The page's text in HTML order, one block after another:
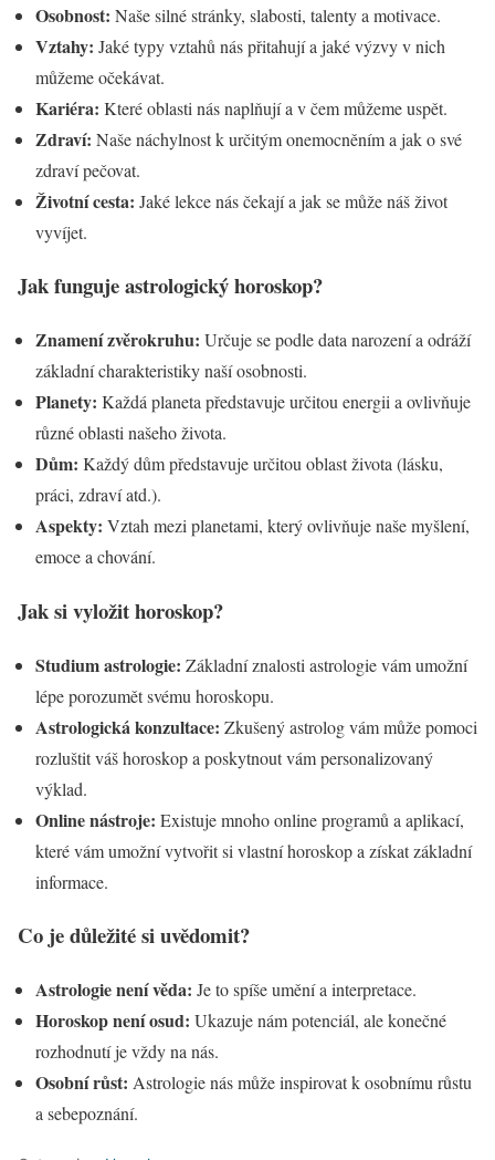
Osobnost: Naše silné stránky, slabosti, talenty a motivace.
Vztahy: Jaké typy vztahů nás přitahují a jaké výzvy v nich
můžeme očekávat.
Kariéra: Které oblasti nás naplňují a v čem můžeme uspět.
Zdraví: Naše náchylnost k určitým onemocněním a jak o své
zdraví pečovat.
Životní cesta: Jaké lekce nás čekají a jak se může náš život
vyvíjet.
Jak funguje astrologický horoskop?
Znamení zvěrokruhu: Určuje se podle data narození a odráží
základní charakteristiky naší osobnosti.
Planety: Každá planeta představuje určitou energii a ovlivňuje
různé oblasti našeho života.
Dům: Každý dům představuje určitou oblast života (lásku,
práci, zdraví atd.).
Aspekty: Vztah mezi planetami, který ovlivňuje naše myšlení,
emoce a chování.
Jak si vyložit horoskop?
Studium astrologie: Základní znalosti astrologie vám umožní
lépe porozumět svému horoskopu.
Astrologická konzultace: Zkušený astrolog vám může pomoci
rozluštit váš horoskop a poskytnout vám personalizovaný
výklad.
Online nástroje: Existuje mnoho online programů a aplikací,
které vám umožní vytvořit si vlastní horoskop a získat základní
informace.
Co je důležité si uvědomit?
Astrologie není věda: Je to spíše umění a interpretace.
Horoskop není osud: Ukazuje nám potenciál, ale konečné
rozhodnutí je vždy na nás.
Osobní růst: Astrologie nás může inspirovat k osobnímu růstu
a sebepoznání.